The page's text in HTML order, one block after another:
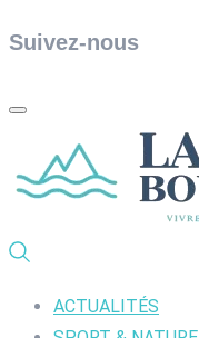
Suivez-nous
ACTUALITÉS